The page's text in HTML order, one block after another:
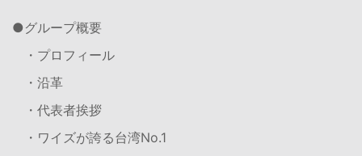
グループ概要
・プロフィール
・沿革
・代表者挨拶
・ワイズが誇る台湾No.1